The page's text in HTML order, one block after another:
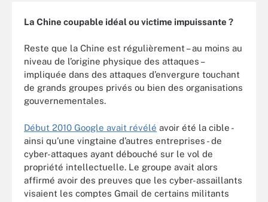
La Chine coupable idéal ou victime impuissante ?
Reste que la Chine est régulièrement – au moins au
niveau de l’origine physique des attaques –
impliquée dans des attaques d’envergure touchant
de grands groupes privés ou bien des organisations
gouvernementales.
Début 2010 Google avait révélé avoir été la cible -
ainsi qu’une vingtaine d’autres entreprises - de
cyber-attaques ayant débouché sur le vol de
propriété intellectuelle. Le groupe avait alors
affirmé avoir des preuves que les cyber-assaillants
visaient les comptes Gmail de certains militants